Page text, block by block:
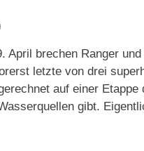
April brechen Ranger
letzte von drei
auf einer Etappe
gibt.